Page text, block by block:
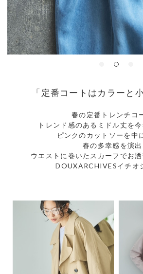
「定番コートはカラーと
春の定番トレンチコ
トレンド感のあるミドル丈を今
ピンクのカットソーを中
春の多幸感を演出
ウエストに巻いたスカーフでお
DOUXARCHIVESイチオ